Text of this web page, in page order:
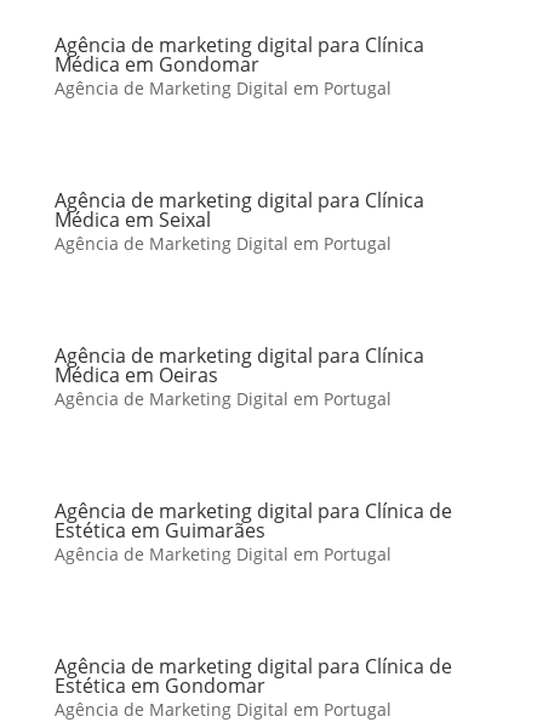
Agência de marketing digital para Clínica
Médica em Gondomar
Agência de Marketing Digital em Portugal
Agência de marketing digital para Clínica
Médica em Seixal
Agência de Marketing Digital em Portugal
Agência de marketing digital para Clínica
Médica em Oeiras
Agência de Marketing Digital em Portugal
Agência de marketing digital para Clínica de
Estética em Guimarães
Agência de Marketing Digital em Portugal
Agência de marketing digital para Clínica de
Estética em Gondomar
Agência de Marketing Digital em Portugal